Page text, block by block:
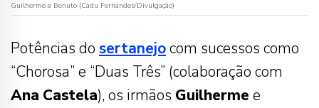
Guilherme e Benuto (Cadu Fernandes/Divulgação)
Potências do sertanejocom sucessos como
“Chorosa” e “Duas Três” (colaboração com
Ana Castela), os irmãos Guilherme e